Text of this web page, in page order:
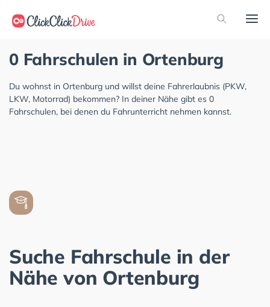
0 Fahrschulen in Ortenburg
Du wohnst in Ortenburg und willst deine Fahrerlaubnis (PKW,
LKW, Motorrad) bekommen? In deiner Nähe gibt es 0
Fahrschulen, bei denen du Fahrunterricht nehmen kannst.
Suche Fahrschule in der
Nähe von Ortenburg